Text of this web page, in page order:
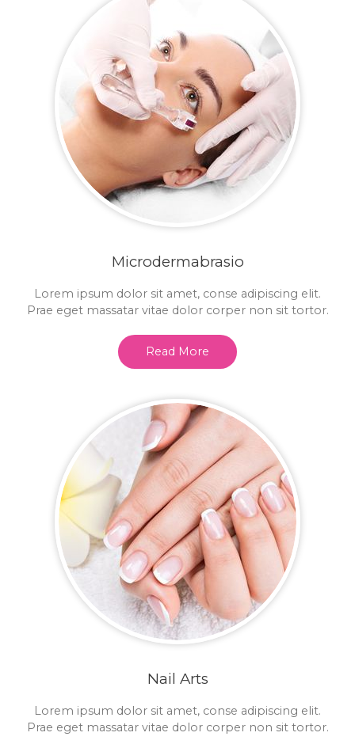
Microdermabrasio
Lorem ipsum dolor sit amet, conse adipiscing elit.
Prae eget massatar vitae dolor corper non sit tortor.
Read More
Nail Arts
Lorem ipsum dolor sit amet, conse adipiscing elit.
Prae eget massatar vitae dolor corper non sit tortor.